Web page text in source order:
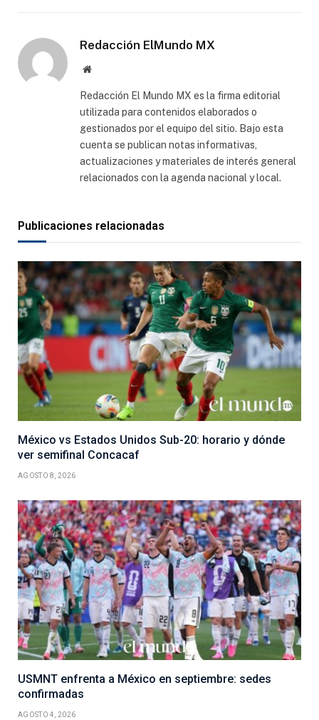
Redacción ElMundo MX
Sitio
Redacción El Mundo MX es la firma editorial
utilizada para contenidos elaborados o
gestionados por el equipo del sitio. Bajo esta
cuenta se publican notas informativas,
actualizaciones y materiales de interés general
relacionados con la agenda nacional y local.
Publicaciones relacionadas
México vs Estados Unidos Sub-20: horario y dónde
ver semifinal Concacaf
AGOSTO 8, 2026
USMNT enfrenta a México en septiembre: sedes
confirmadas
AGOSTO 4, 2026